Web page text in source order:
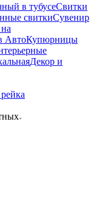
в тубусеСвитки
свиткиСувенир
АвтоКупюрницы
Декор и